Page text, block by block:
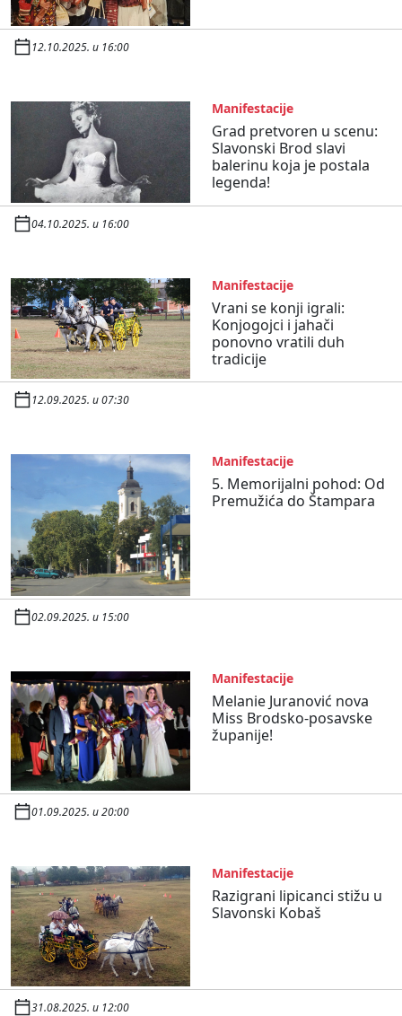
12.10.2025. u 16:00
Manifestacije
Grad pretvoren u scenu:
Slavonski Brod slavi
balerinu koja je postala
legenda!
04.10.2025. u 16:00
Manifestacije
Vrani se konji igrali:
Konjogojci i jahači
ponovno vratili duh
tradicije
12.09.2025. u 07:30
Manifestacije
5. Memorijalni pohod: Od
Premužića do Štampara
02.09.2025. u 15:00
Manifestacije
Melanie Juranović nova
Miss Brodsko-posavske
županije!
01.09.2025. u 20:00
Manifestacije
Razigrani lipicanci stižu u
Slavonski Kobaš
31.08.2025. u 12:00